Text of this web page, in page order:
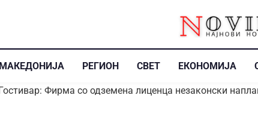
МАКЕДОНИЈА РЕГИОН СВЕТ ЕКОНОМИЈА